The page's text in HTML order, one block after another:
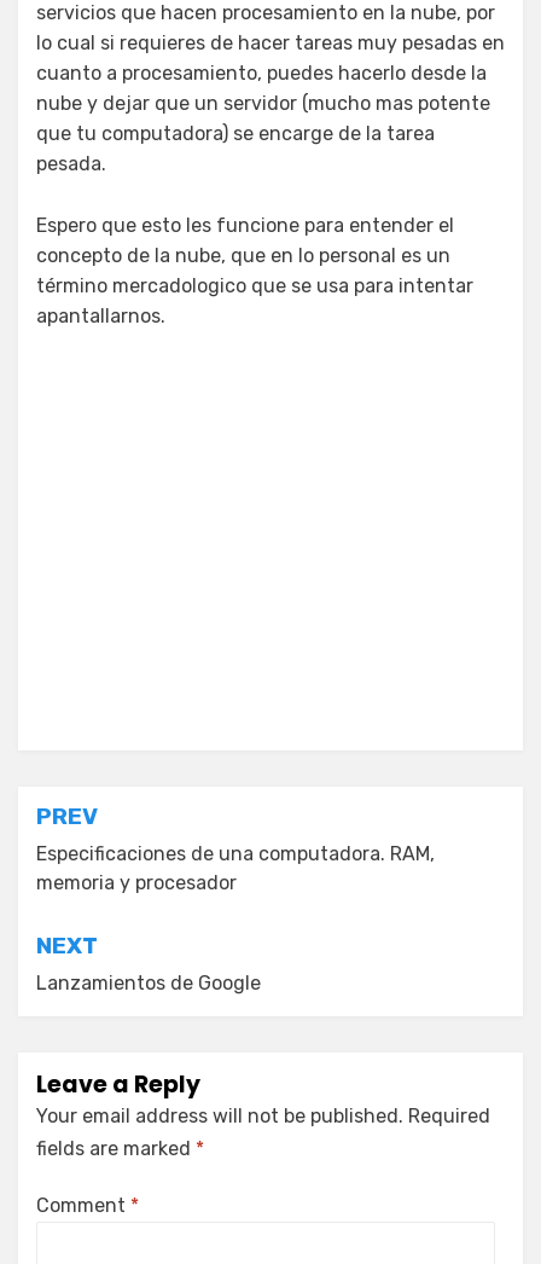
servicios que hacen procesamiento en la nube, por
lo cual si requieres de hacer tareas muy pesadas en
cuanto a procesamiento, puedes hacerlo desde la
nube y dejar que un servidor (mucho mas potente
que tu computadora) se encarge de la tarea
pesada.
Espero que esto les funcione para entender el
concepto de la nube, que en lo personal es un
término mercadologico que se usa para intentar
apantallarnos.
Post
navigation
PREV
Especificaciones de una computadora. RAM,
memoria y procesador
NEXT
Lanzamientos de Google
Leave a Reply
Your email address will not be published. Required
fields are marked *
Comment *